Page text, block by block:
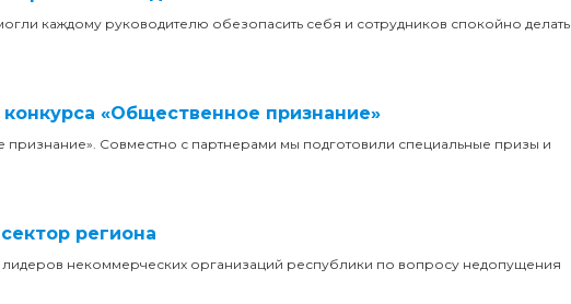
каждому руководителю обезопасить себя и сотрудников спокойно делать
«Общественное признание»
Совместно с партнерами мы подготовили специальные призы и
региона
некоммерческих организаций республики по вопросу недопущения